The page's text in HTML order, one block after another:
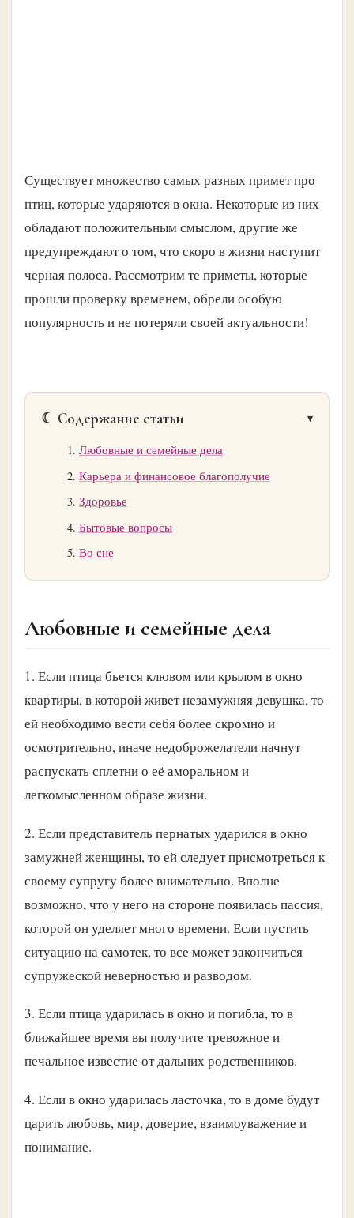
Существует множество самых разных примет про
птиц, которые ударяются в окна. Некоторые из них
обладают положительным смыслом, другие же
предупреждают о том, что скоро в жизни наступит
черная полоса. Рассмотрим те приметы, которые
прошли проверку временем, обрели особую
популярность и не потеряли своей актуальности!
☾ Содержание статьи
Любовные и семейные дела
Карьера и финансовое благополучие
Здоровье
Бытовые вопросы
Во сне
Любовные и семейные дела
1. Если птица бьется клювом или крылом в окно
квартиры, в которой живет незамужняя девушка, то
ей необходимо вести себя более скромно и
осмотрительно, иначе недоброжелатели начнут
распускать сплетни о её аморальном и
легкомысленном образе жизни.
2. Если представитель пернатых ударился в окно
замужней женщины, то ей следует присмотреться к
своему супругу более внимательно. Вполне
возможно, что у него на стороне появилась пассия,
которой он уделяет много времени. Если пустить
ситуацию на самотек, то все может закончиться
супружеской неверностью и разводом.
3. Если птица ударилась в окно и погибла, то в
ближайшее время вы получите тревожное и
печальное известие от дальних родственников.
4. Если в окно ударилась ласточка, то в доме будут
царить любовь, мир, доверие, взаимоуважение и
понимание.